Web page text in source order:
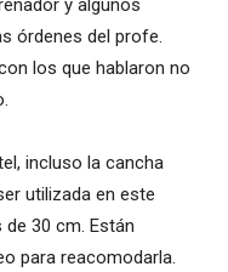
y algunos
órdenes del profe.
los que hablaron no
incluso la cancha
utilizada en este
30 cm. Están
para reacomodarla.